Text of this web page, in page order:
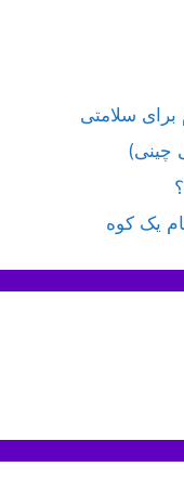
سلامتی
چینی)
یک کوه